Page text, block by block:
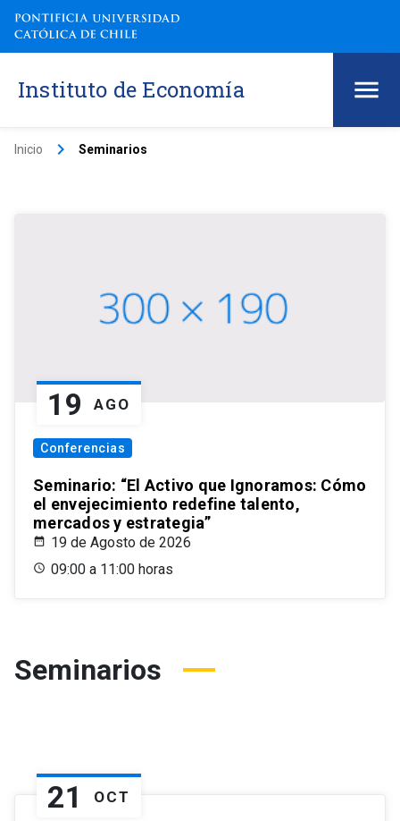
Instituto de Economía
Inicio keyboard_arrow_right Seminarios
19 AGO
Conferencias
Seminario: “El Activo que Ignoramos: Cómo
el envejecimiento redefine talento,
mercados y estrategia”
19 de Agosto de 2026
09:00 a 11:00 horas
Seminarios
21 OCT